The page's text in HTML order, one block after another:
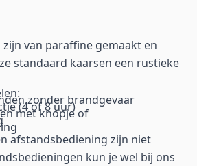
zijn van paraffine gemaakt en
standaard kaarsen een rustieke
zonder brandgevaar
(4 of 8 uur)
met knopje of
afstandsbediening zijn niet
kun je wel bij ons